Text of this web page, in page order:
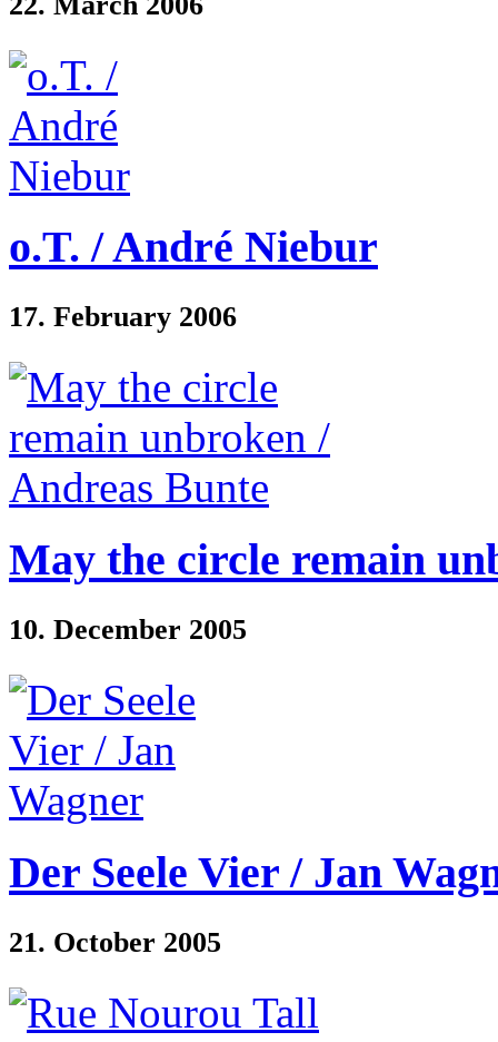
o.T. / André Niebur
17. February 2006
May the circle remain
10. December 2005
Der Seele Vier / Jan
21. October 2005